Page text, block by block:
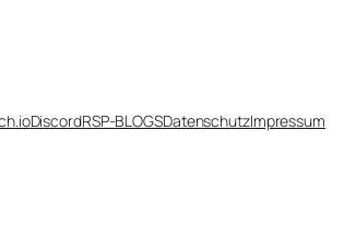
DiscordRSP-BLOGSDatenschutzImpressum